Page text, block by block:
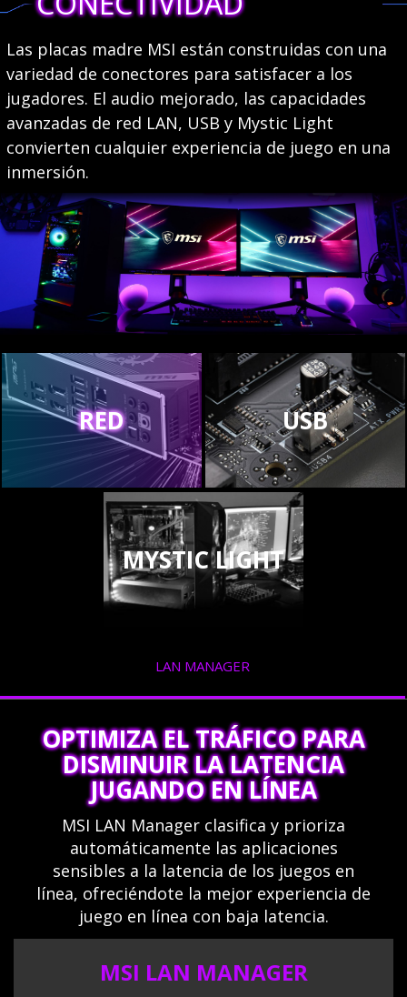
Las placas madre MSI están construidas con una
variedad de conectores para satisfacer a los
jugadores. El audio mejorado, las capacidades
avanzadas de red LAN, USB y Mystic Light
convierten cualquier experiencia de juego en una
inmersión.
RED USB
MYSTIC LIGHT
LAN MANAGER
OPTIMIZA EL TRÁFICO PARA
DISMINUIR LA LATENCIA
JUGANDO EN LÍNEA
MSI LAN Manager clasifica y prioriza
automáticamente las aplicaciones
sensibles a la latencia de los juegos en
línea, ofreciéndote la mejor experiencia de
juego en línea con baja latencia.
MSI LAN MANAGER